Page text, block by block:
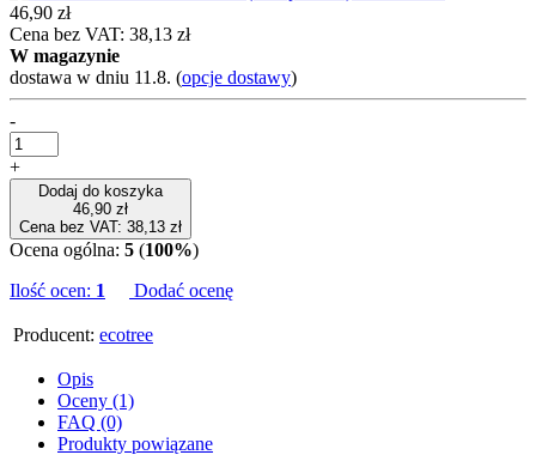
46,90 zł
Cena bez VAT: 38,13 zł
W magazynie
dostawa w dniu 11.8. (opcje dostawy)
-
+
Dodaj do koszyka
46,90 zł
Cena bez VAT: 38,13 zł
Ocena ogólna: 5 (100%)
Ilość ocen: 1 Dodać ocenę
Producent: ecotree
Opis
Oceny (1)
FAQ (0)
Produkty powiązane